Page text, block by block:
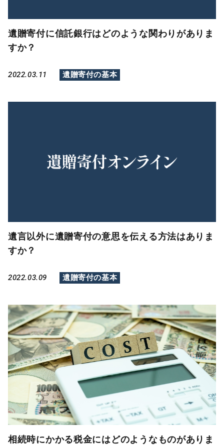
遺贈寄付に信託銀行はどのような関わりがありま
すか？
2022.03.11 遺贈寄付の基本
遺言以外に遺贈寄付の意思を伝える方法はありま
すか？
2022.03.09 遺贈寄付の基本
相続時にかかる税金にはどのようなものがありま